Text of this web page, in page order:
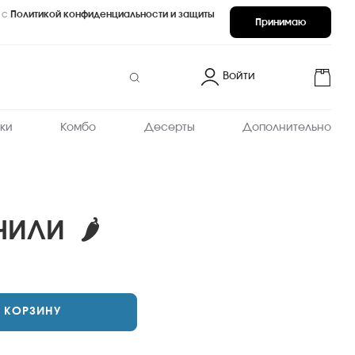
Принимаю
с Политикой конфиденциальности и защиты
Войти
Комбо Десерты Дополнительно
🌶
КОРЗИНУ